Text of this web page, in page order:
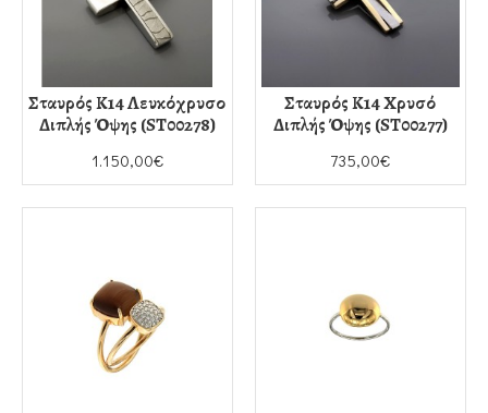
Σταυρός Κ14 Λευκόχρυσο
Διπλής Όψης (ST00278)
1.150,00€
Σταυρός Κ14 Χρυσό
Διπλής Όψης (ST00277)
735,00€